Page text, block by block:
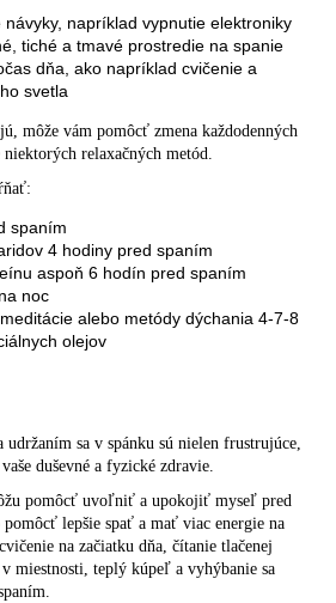
napríklad vypnutie elektroniky
tiché a tmavé prostredie na spanie
dňa, ako napríklad cvičenie a
svetla
môže vám pomôcť zmena každodenných
relaxačných metód.
spaním
4 hodiny pred spaním
aspoň 6 hodín pred spaním
noc
alebo metódy dýchania 4-7-8
olejov
udržaním sa v spánku sú nielen frustrujúce,
duševné a fyzické zdravie.
pomôcť uvoľniť a upokojiť myseľ pred
lepšie spať a mať viac energie na
na začiatku dňa, čítanie tlačenej
miestnosti, teplý kúpeľ a vyhýbanie sa